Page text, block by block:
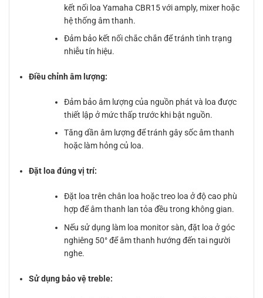
kết nối loa Yamaha CBR15 với amply, mixer hoặc
hệ thống âm thanh.
Đảm bảo kết nối chắc chắn để tránh tình trạng
nhiễu tín hiệu.
Điều chỉnh âm lượng:
Đảm bảo âm lượng của nguồn phát và loa được
thiết lập ở mức thấp trước khi bật nguồn.
Tăng dần âm lượng để tránh gây sốc âm thanh
hoặc làm hỏng củ loa.
Đặt loa đúng vị trí:
Đặt loa trên chân loa hoặc treo loa ở độ cao phù
hợp để âm thanh lan tỏa đều trong không gian.
Nếu sử dụng làm loa monitor sàn, đặt loa ở góc
nghiêng 50° để âm thanh hướng đến tai người
nghe.
Sử dụng bảo vệ treble: